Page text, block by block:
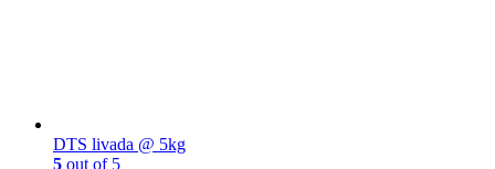
DTS livada @ 5kg
5 out of 5